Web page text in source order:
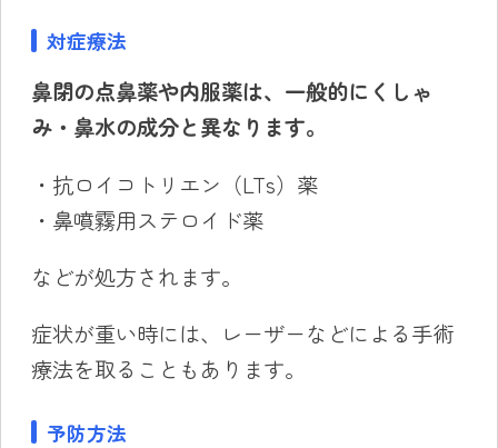
対症療法
鼻閉の点鼻薬や内服薬は、一般的にくしゃ
み・鼻水の成分と異なります。
・抗ロイコトリエン（LTs）薬
・鼻噴霧用ステロイド薬
などが処方されます。
症状が重い時には、レーザーなどによる手術
療法を取ることもあります。
予防方法